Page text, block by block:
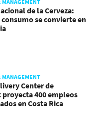
MANAGEMENT
de la Cerveza:
se convierte en
MANAGEMENT
Center de
400 empleos
en Costa Rica